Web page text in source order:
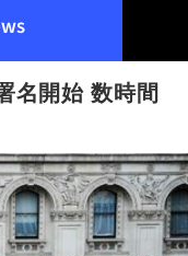
名開始 数時間